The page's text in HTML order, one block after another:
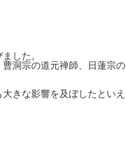
した。
洞宗の道元禅師、日蓮宗の
きな影響を及ぼしたといえ